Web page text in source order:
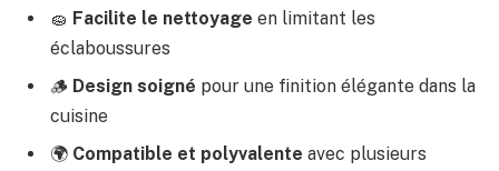
🧽 Facilite le nettoyage en limitant les
éclaboussures
🪵 Design soigné pour une finition élégante dans la
cuisine
🌍 Compatible et polyvalente avec plusieurs